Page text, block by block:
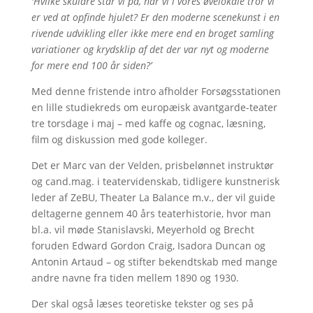
er ved at opfinde hjulet? Er den moderne scenekunst i en
rivende udvikling eller ikke mere end en broget samling
variationer og krydsklip af det der var nyt og moderne
for mere end 100 år siden?’
Med denne fristende intro afholder Forsøgsstationen
en lille studiekreds om europæisk avantgarde-teater
tre torsdage i maj – med kaffe og cognac, læsning,
film og diskussion med gode kolleger.
Det er Marc van der Velden, prisbelønnet instruktør
og cand.mag. i teatervidenskab, tidligere kunstnerisk
leder af ZeBU, Theater La Balance m.v., der vil guide
deltagerne gennem 40 års teaterhistorie, hvor man
bl.a. vil møde Stanislavski, Meyerhold og Brecht
foruden Edward Gordon Craig, Isadora Duncan og
Antonin Artaud – og stifter bekendtskab med mange
andre navne fra tiden mellem 1890 og 1930.
Der skal også læses teoretiske tekster og ses på